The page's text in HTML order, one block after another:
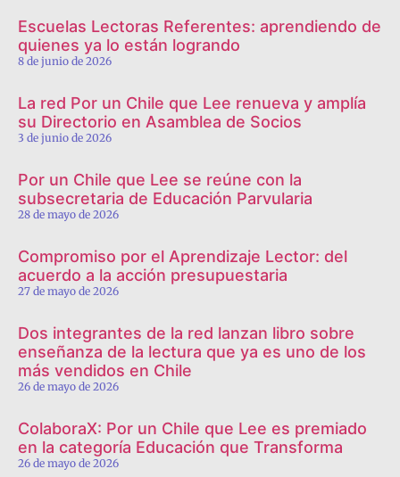
Escuelas Lectoras Referentes: aprendiendo de
quienes ya lo están logrando
8 de junio de 2026
La red Por un Chile que Lee renueva y amplía
su Directorio en Asamblea de Socios
3 de junio de 2026
Por un Chile que Lee se reúne con la
subsecretaria de Educación Parvularia
28 de mayo de 2026
Compromiso por el Aprendizaje Lector: del
acuerdo a la acción presupuestaria
27 de mayo de 2026
Dos integrantes de la red lanzan libro sobre
enseñanza de la lectura que ya es uno de los
más vendidos en Chile
26 de mayo de 2026
ColaboraX: Por un Chile que Lee es premiado
en la categoría Educación que Transforma
26 de mayo de 2026